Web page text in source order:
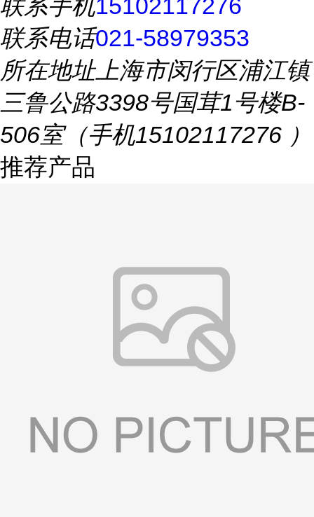
联系手机15102117276
联系电话021-58979353
所在地址上海市闵行区浦江镇
三鲁公路3398号国茸1号楼B-
506室（手机15102117276 ）
推荐产品